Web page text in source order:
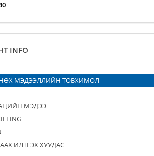
INFO
МЭДЭЭЛЛИЙН ТОВХИМОЛ
МЭДЭЭ
ИЛТГЭХ ХУУДАС